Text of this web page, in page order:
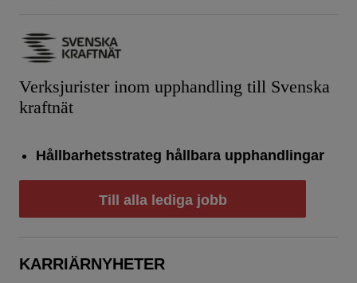
Verksjurister inom upphandling till Svenska
kraftnät
Hållbarhetsstrateg hållbara upphandlingar
Till alla lediga jobb
KARRIÄRNYHETER